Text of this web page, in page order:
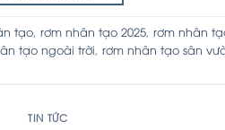
tạo, rơm nhân tạo 2025, rơm nhân
tạo ngoài trời, rơm nhân tạo sân
TIN TỨC